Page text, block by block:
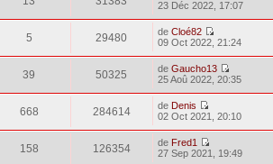
23 Déc 2022, 17:07
5 29480 deCloé82
09 Oct 2022, 21:24
39 50325 deGaucho13
25 Aoû 2022, 20:35
668 284614 de Denis
02 Oct 2021, 20:10
158 126354 de Fred1
27 Sep 2021, 19:49